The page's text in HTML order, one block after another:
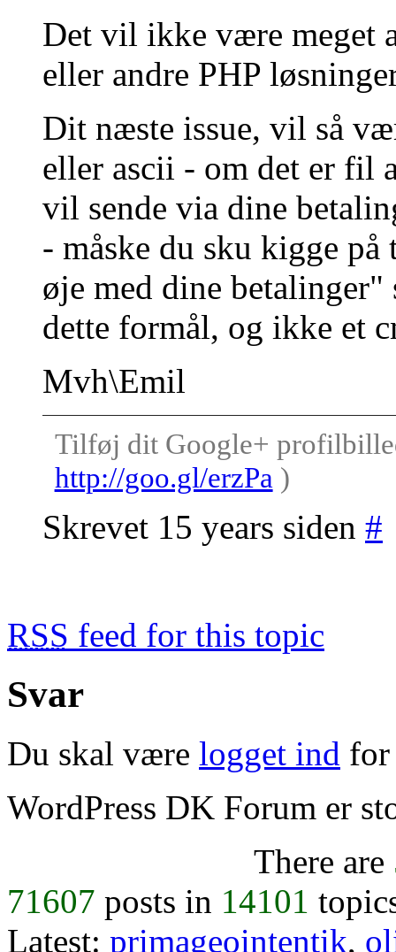
Det vil ikke være meget
eller andre PHP
Dit næste issue, vil så
eller ascii - om det er fil
vil sende via dine
- måske du sku kigge
øje med dine
dette formål, og ikke et
Mvh\Emil
Tilføj dit Google+
http://goo.gl/erzPa )
Skrevet 15 years siden #
RSS feed for this topic
Svar
Du skal være logget ind for
WordPress DK Forum er
There are
71607 posts in 14101
Latest: primageointentik,